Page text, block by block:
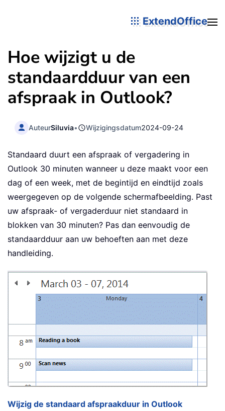
ExtendOffice
Hoe wijzigt u de
standaardduur van een
afspraak in Outlook?
AuteurSiluvia• Wijzigingsdatum2024-09-24
Standaard duurt een afspraak of vergadering in
Outlook 30 minuten wanneer u deze maakt voor een
dag of een week, met de begintijd en eindtijd zoals
weergegeven op de volgende schermafbeelding. Past
uw afspraak- of vergaderduur niet standaard in
blokken van 30 minuten? Pas dan eenvoudig de
standaardduur aan uw behoeften aan met deze
handleiding.
Wijzig de standaard afspraakduur in Outlook